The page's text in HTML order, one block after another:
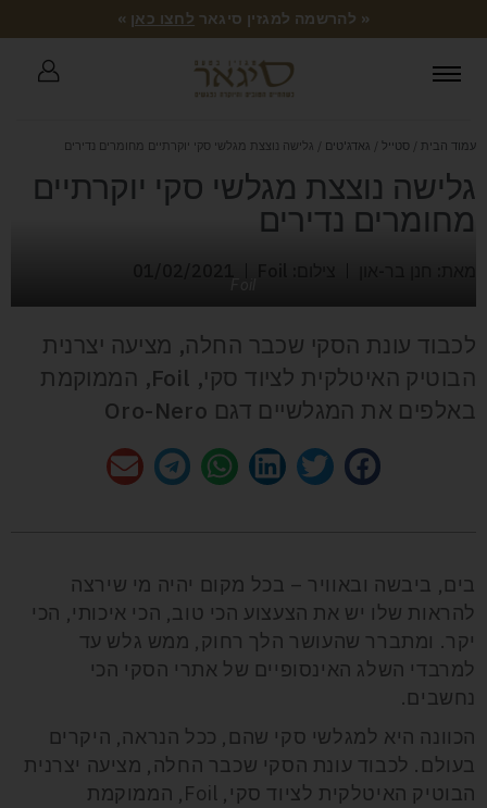
« להרשמה למגזין סיגאר לחצו כאן »
עמוד הבית / סטייל / גאדג'טים / גלישה נוצצת מגלשי סקי יוקרתיים מחומרים נדירים
גלישה נוצצת מגלשי סקי יוקרתיים
מחומרים נדירים
לכבוד עונת הסקי שכבר החלה, מציעה יצרנית
הבוטיק האיטלקית לציוד סקי, Foil, הממוקמת
באלפים את המגלשיים דגם Oro-Nero
בים, ביבשה ובאוויר – בכל מקום יהיה מי שירצה
להראות שלו יש את הצעצוע הכי טוב, הכי איכותי, הכי
יקר. ומתברר שהעושר הלך רחוק, ממש גלש עד
למרבדי השלג האינסופיים של אתרי הסקי הכי
נחשבים.
הכוונה היא למגלשי סקי שהם, ככל הנראה, היקרים
בעולם. לכבוד עונת הסקי שכבר החלה, מציעה יצרנית
הבוטיק האיטלקית לציוד סקי, Foil, הממוקמת